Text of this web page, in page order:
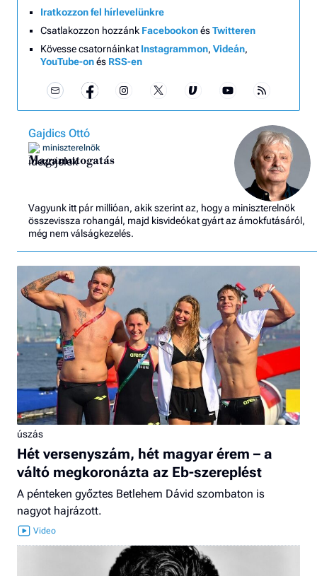
Iratkozzon fel hírlevelünkre
Csatlakozzon hozzánk FacebookonésTwitteren
Kövesse csatornáinkat Instagrammon, Videán,
YouTube-onés RSS-en
Gajdics Ottó
miniszterelnök
Magamutogatás
Vagyunk itt pár millióan, akik szerint az, hogy a miniszterelnök
összevissza rohangál, majd kisvideókat gyárt az ámokfutásáról,
még nem válságkezelés.
úszás
Hét versenyszám, hét magyar érem – a
váltó megkoronázta az Eb-szereplést
A pénteken győztes Betlehem Dávid szombaton is
nagyot hajrázott.